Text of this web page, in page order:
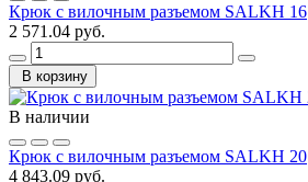
Крюк с вилочным разъемом SALKH 16
2 571.04 руб.
В корзину
В наличии
Крюк с вилочным разъемом SALKH 20
4 843.09 руб.